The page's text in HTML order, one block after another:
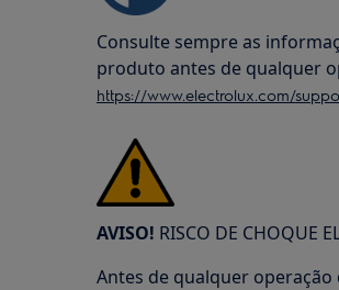
Consulte sempre as
produto antes de qualquer
https://www.electrolux.com/
AVISO! RISCO DE CHOQUE
Antes de qualquer